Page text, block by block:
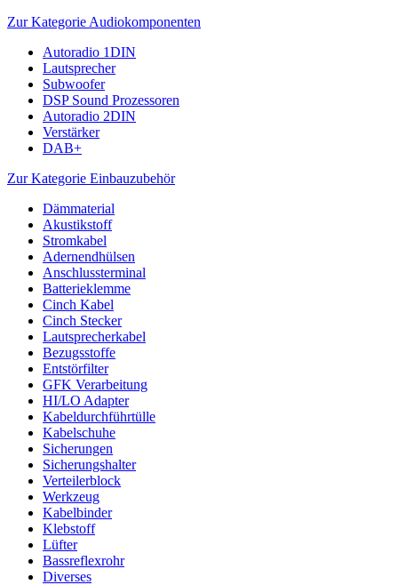
Zur Kategorie Audiokomponenten
Autoradio 1DIN
Lautsprecher
Subwoofer
DSP Sound Prozessoren
Autoradio 2DIN
Verstärker
DAB+
Zur Kategorie Einbauzubehör
Dämmaterial
Akustikstoff
Stromkabel
Adernendhülsen
Anschlussterminal
Batterieklemme
Cinch Kabel
Cinch Stecker
Lautsprecherkabel
Bezugsstoffe
Entstörfilter
GFK Verarbeitung
HI/LO Adapter
Kabeldurchführtülle
Kabelschuhe
Sicherungen
Sicherungshalter
Verteilerblock
Werkzeug
Kabelbinder
Klebstoff
Lüfter
Bassreflexrohr
Diverses